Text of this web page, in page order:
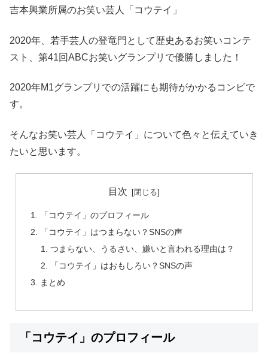
吉本興業所属のお笑い芸人「コウテイ」
2020年、若手芸人の登竜門として歴史あるお笑いコンテ
スト、第41回ABCお笑いグランプリで優勝しました！
2020年M1グランプリでの活躍にも期待がかかるコンビで
す。
そんなお笑い芸人「コウテイ」について色々と伝えていき
たいと思います。
目次
「コウテイ」のプロフィール
「コウテイ」はつまらない？SNSの声
つまらない、うるさい、嫌いと言われる理由は？
「コウテイ」はおもしろい？SNSの声
まとめ
「コウテイ」のプロフィール